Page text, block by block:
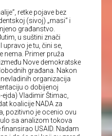
retke pojave bez
(sivoj) „masi“ i
građanstvo.
u suštini znači
je tu, čini se,
nema. Primer pruža
Nove demokratske
građana. Nakon
organizacija
o dobijenoj
Vladimir Štimac,
koalicije NADA za
pozitivno je ocenio ovu
sa analizom tokova
USAID. Nadam